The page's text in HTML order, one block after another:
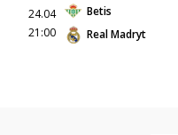
24.04
21:00
Betis
Real Madryt